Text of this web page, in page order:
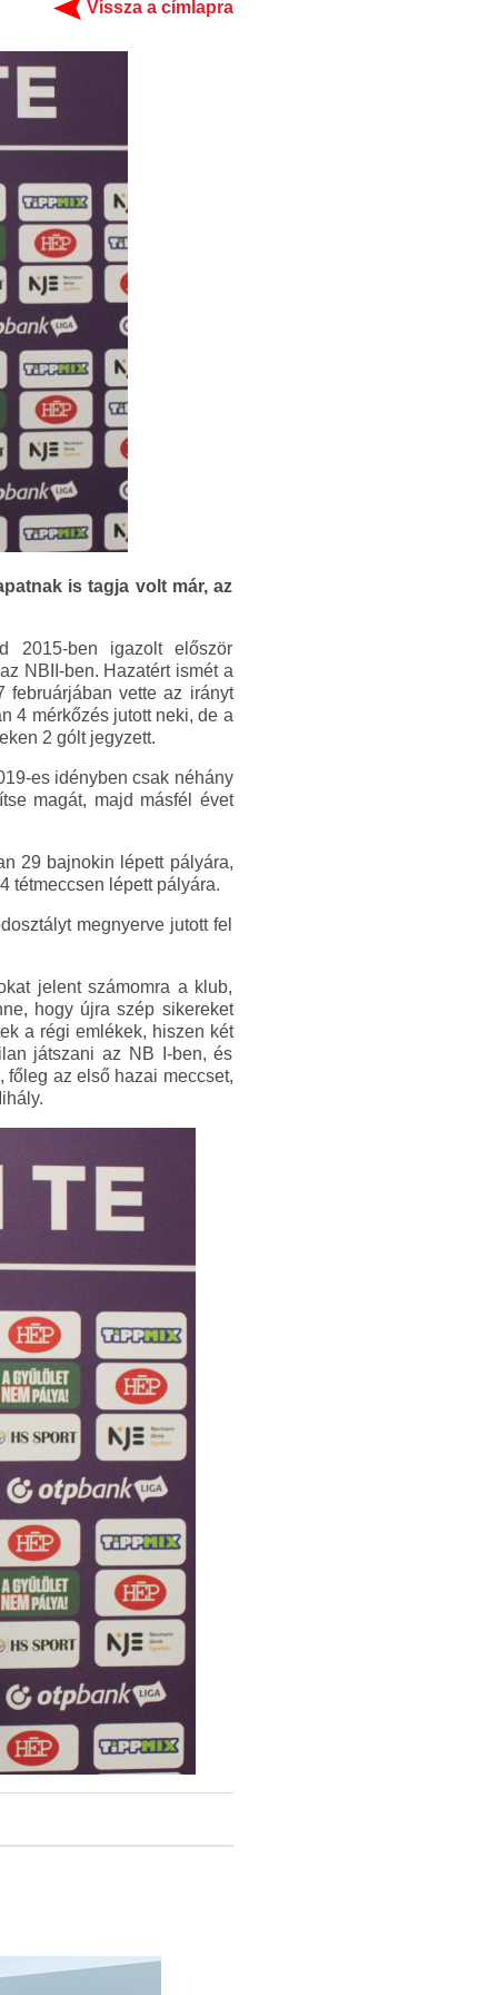
Vissza a címlapra
is tagja volt már, az
2015-ben igazolt először
NBII-ben. Hazatért ismét a
februárjában vette az irányt
4 mérkőzés jutott neki, de a
2 gólt jegyzett.
es idényben csak néhány
magát, majd másfél évet
29 bajnokin lépett pályára,
tétmeccsen lépett pályára.
megnyerve jutott fel
jelent számomra a klub,
hogy újra szép sikereket
a régi emlékek, hiszen két
játszani az NB I-ben, és
főleg az első hazai meccset,